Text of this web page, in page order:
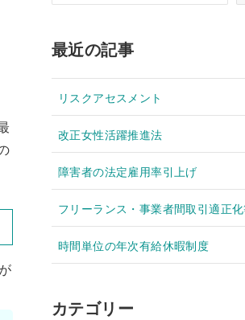
最近の記事
リスクアセスメント
改正女性活躍推進法
障害者の法定雇用率引上げ
フリーランス・事業者間取引適正
時間単位の年次有給休暇制度
カテゴリー